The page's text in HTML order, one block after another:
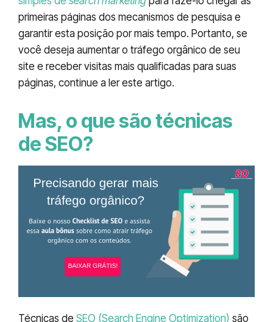
primeiras páginas dos mecanismos de pesquisa e
garantir esta posição por mais tempo. Portanto, se
você deseja aumentar o tráfego orgânico de seu
site e receber visitas mais qualificadas para suas
páginas, continue a ler este artigo.
Mas, o que são técnicas
de SEO?
Técnicas de SEO (Search Engine Optimization) são